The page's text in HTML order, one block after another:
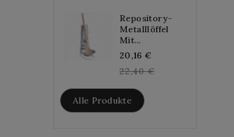
Repository-
Metalllöffel
Mit...
20,16 €
price
22,40 €
Alle Produkte